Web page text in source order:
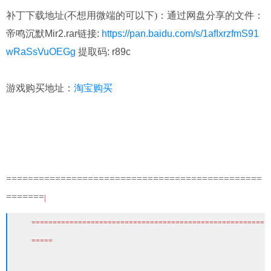
补丁下载地址(不想用微端的可以下)： 通过网盘分享的文件：
帝鸣沉默Mir2.rar链接: https://pan.baidu.com/s/1afIxrzfmS91
wRaSsVuOEGg 提取码: r89c
游戏购买地址： 淘宝购买
===============================================
=======
=======================================================
=====